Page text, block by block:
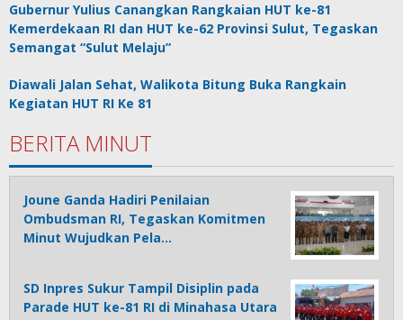
Gubernur Yulius Canangkan Rangkaian HUT ke-81
Kemerdekaan RI dan HUT ke-62 Provinsi Sulut, Tegaskan
Semangat “Sulut Melaju”
Diawali Jalan Sehat, Walikota Bitung Buka Rangkain
Kegiatan HUT RI Ke 81
BERITA MINUT
Joune Ganda Hadiri Penilaian
Ombudsman RI, Tegaskan Komitmen
Minut Wujudkan Pela…
SD Inpres Sukur Tampil Disiplin pada
Parade HUT ke-81 RI di Minahasa Utara